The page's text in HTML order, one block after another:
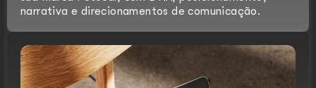
narrativa e direcionamentos de comunicação.